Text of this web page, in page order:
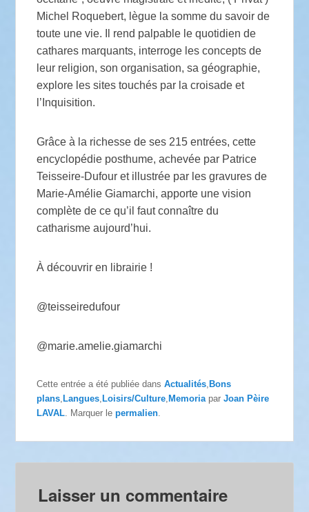
Michel Roquebert, lègue la somme du savoir de
toute une vie. Il rend palpable le quotidien de
cathares marquants, interroge les concepts de
leur religion, son organisation, sa géographie,
explore les sites touchés par la croisade et
l’Inquisition.
Grâce à la richesse de ses 215 entrées, cette
encyclopédie posthume, achevée par Patrice
Teisseire-Dufour et illustrée par les gravures de
Marie-Amélie Giamarchi, apporte une vision
complète de ce qu’il faut connaître du
catharisme aujourd’hui.
À découvrir en librairie !
@teisseiredufour
@marie.amelie.giamarchi
Cette entrée a été publiée dansActualités Bons
plans Langues Loisirs/Culture Memoria parJoan Pèire
LAVAL . Marquer lepermalien
Laisser un commentaire